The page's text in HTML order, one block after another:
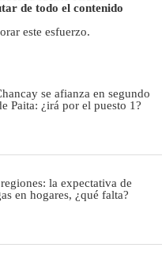
de todo el contenido
este esfuerzo.
se afianza en segundo
Paita: ¿irá por el puesto 1?
la expectativa de
en hogares, ¿qué falta?